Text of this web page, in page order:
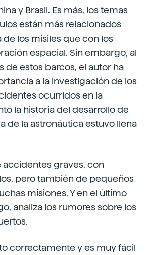
y Brasil. Es más, los temas
están más relacionados
los misiles que con los
espacial. Sin embargo, al
de estos barcos, el autor ha
a la investigación de los
ocurridos en la
la historia del desarrollo de
de la astronáutica estuvo llena
accidentes graves, con
pero también de pequeños
misiones. Y en el último
analiza los rumores sobre los
correctamente y es muy fácil